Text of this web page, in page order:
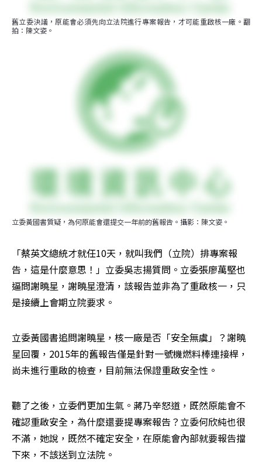
舊立委決議，原能會必須先向立法院進行專案報告，才可能重啟核一廠。翻
拍：陳文姿。
立委黃國書質疑，為何原能會還提交一年前的舊報告。攝影：陳文姿。
「蔡英文總統才就任10天，就叫我們（立院）排專案報
告，這是什麼意思！」立委吳志揚質問。立委張廖萬堅也
逼問謝曉星，謝曉星澄清，該報告並非為了重啟核一，只
是接續上會期立院要求。
立委黃國書追問謝曉星，核一廠是否「安全無虞」？謝曉
星回覆，2015年的舊報告僅是針對一號機燃料棒連接桿，
尚未進行重啟的檢查，目前無法保證重啟安全性。
聽了之後，立委們更加生氣。蔣乃辛怒道，既然原能會不
確認重啟安全，為什麼還要提專案報告？立委何欣純也很
不滿，她說，既然不確定安全，在原能會內部就要報告擋
下來，不該送到立法院。